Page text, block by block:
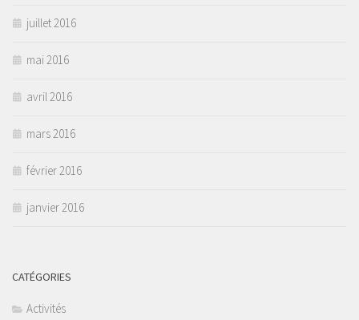
juillet 2016
mai 2016
avril 2016
mars 2016
février 2016
janvier 2016
CATÉGORIES
Activités